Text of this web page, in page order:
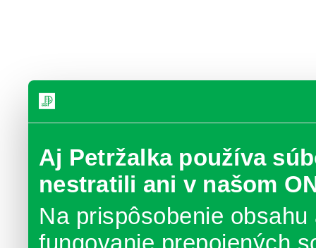
Aj Petržalka používa
nestratili ani v našom
Na prispôsobenie